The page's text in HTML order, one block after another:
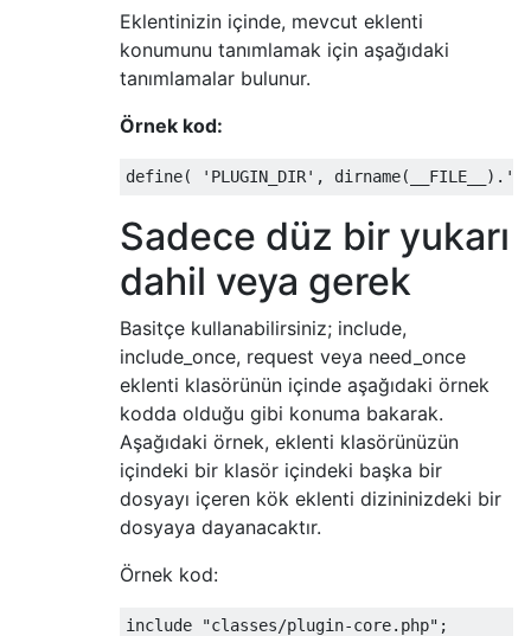
Eklentinizin içinde, mevcut eklenti
konumunu tanımlamak için aşağıdaki
tanımlamalar bulunur.
Örnek kod:
define( 'PLUGIN_DIR' , dirname( __FILE__ ). '/
Sadece düz bir yukarı
dahil veya gerek
Basitçe kullanabilirsiniz; include,
include_once, request veya need_once
eklenti klasörünün içinde aşağıdaki örnek
kodda olduğu gibi konuma bakarak.
Aşağıdaki örnek, eklenti klasörünüzün
içindeki bir klasör içindeki başka bir
dosyayı içeren kök eklenti dizininizdeki bir
dosyaya dayanacaktır.
Örnek kod:
include "classes/plugin-core.php" ;